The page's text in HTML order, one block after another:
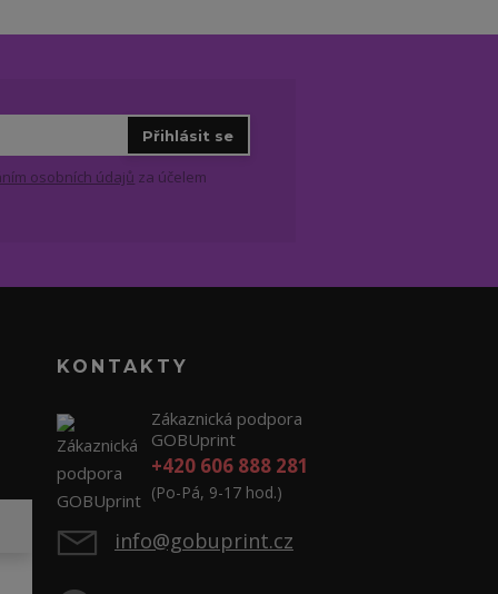
Přihlásit se
osobních údajů za účelem
KONTAKTY
Zákaznická podpora
GOBUprint
+420 606 888 281
(Po-Pá, 9-17 hod.)
info@gobuprint.cz